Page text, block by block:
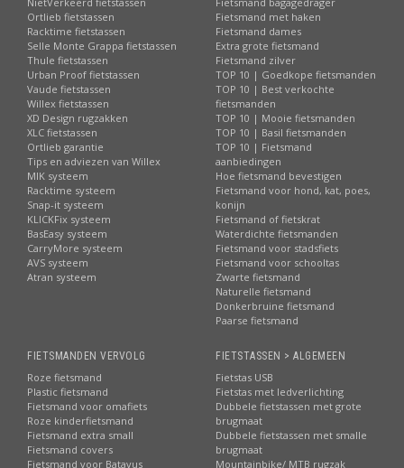
Ortlieb fietstassen
Racktime fietstassen
Selle Monte Grappa fietstassen
Thule fietstassen
Urban Proof fietstassen
Vaude fietstassen
Willex fietstassen
XD Design rugzakken
XLC fietstassen
Ortlieb garantie
Tips en adviezen van Willex
MIK systeem
Racktime systeem
Snap-it systeem
KLICKFix systeem
BasEasy systeem
CarryMore systeem
AVS systeem
Atran systeem
Fietsmand met haken
Fietsmand dames
Extra grote fietsmand
Fietsmand zilver
TOP 10 | Goedkope fietsmanden
TOP 10 | Best verkochte
fietsmanden
TOP 10 | Mooie fietsmanden
TOP 10 | Basil fietsmanden
TOP 10 | Fietsmand
aanbiedingen
Hoe fietsmand bevestigen
Fietsmand voor hond, kat, poes,
konijn
Fietsmand of fietskrat
Waterdichte fietsmanden
Fietsmand voor stadsfiets
Fietsmand voor schooltas
Zwarte fietsmand
Naturelle fietsmand
Donkerbruine fietsmand
Paarse fietsmand
FIETSMANDEN VERVOLG
Roze fietsmand
Plastic fietsmand
Fietsmand voor omafiets
Roze kinderfietsmand
Fietsmand extra small
Fietsmand covers
Fietsmand voor Batavus
FIETSTASSEN > ALGEMEEN
Fietstas USB
Fietstas met ledverlichting
Dubbele fietstassen met grote
brugmaat
Dubbele fietstassen met smalle
brugmaat
Mountainbike/ MTB rugzak